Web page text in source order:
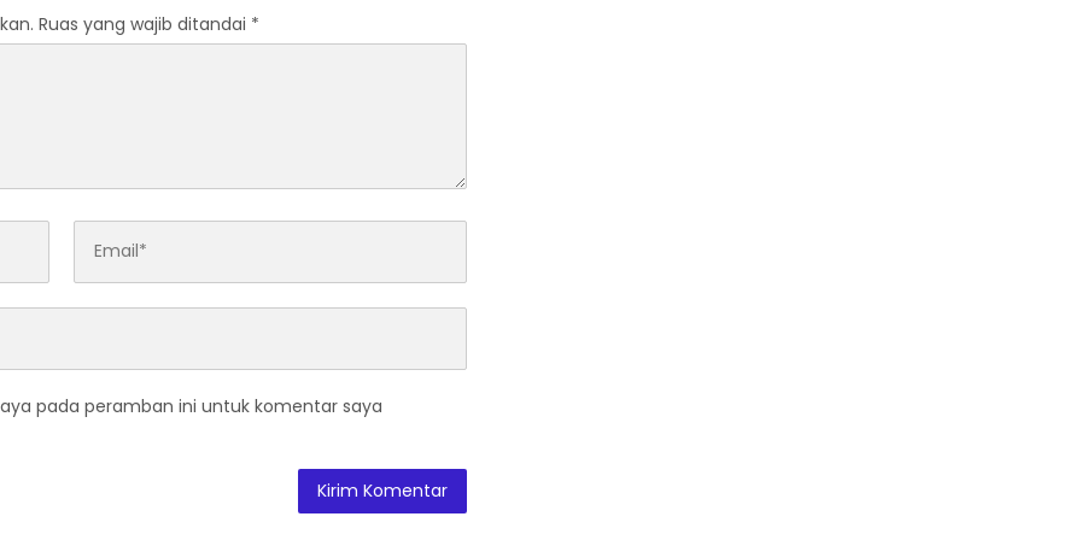
Ruas yang wajib ditandai *
pada peramban ini untuk komentar saya